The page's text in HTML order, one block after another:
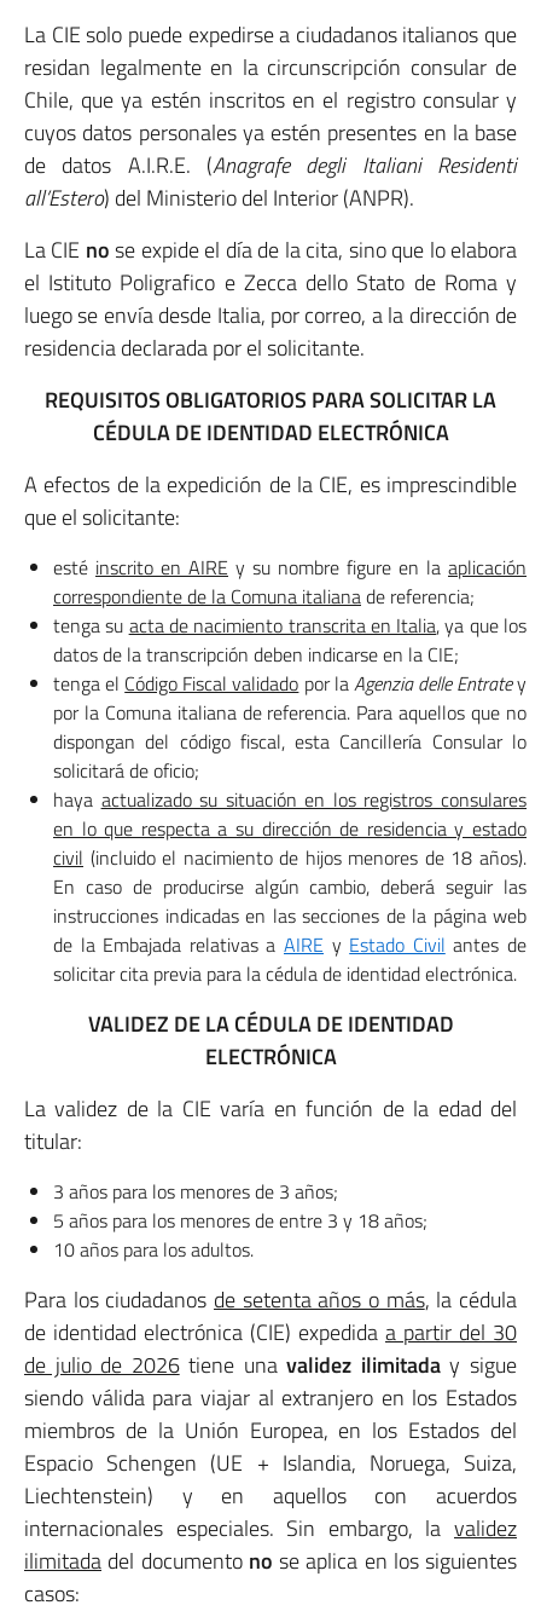
La CIE solo puede expedirse a ciudadanos italianos que
residan legalmente en la circunscripción consular de
Chile, que ya estén inscritos en el registro consular y
cuyos datos personales ya estén presentes en la base
de datos A.I.R.E. (Anagrafe degli Italiani Residenti
all’Estero) del Ministerio del Interior (ANPR).
La CIE nose expide el día de la cita, sino que lo elabora
el Istituto Poligrafico e Zecca dello Stato de Roma y
luego se envía desde Italia, por correo, a la dirección de
residencia declarada por el solicitante.
REQUISITOS OBLIGATORIOS PARA SOLICITAR LA
CÉDULA DE IDENTIDAD ELECTRÓNICA
A efectos de la expedición de la CIE, es imprescindible
que el solicitante:
esté inscrito en AIRE y su nombre figure en la aplicación
correspondiente de la Comuna italianade referencia;
tenga su acta de nacimiento transcrita en Italia, ya que los
datos de la transcripción deben indicarse en la CIE;
tenga el Código Fiscal validado por laAgenzia delle Entratey
por la Comuna italiana de referencia. Para aquellos que no
dispongan del código fiscal, esta Cancillería Consular lo
solicitará de oficio;
haya actualizado su situación en los registros consulares
en lo que respecta a su dirección de residencia y estado
civil (incluido el nacimiento de hijos menores de 18 años).
En caso de producirse algún cambio, deberá seguir las
instrucciones indicadas en las secciones de la página web
de la Embajada relativas a AIRE y Estado Civil antes de
solicitar cita previa para la cédula de identidad electrónica.
VALIDEZ DE LA CÉDULA DE IDENTIDAD
ELECTRÓNICA
La validez de la CIE varía en función de la edad del
titular:
3 años para los menores de 3 años;
5 años para los menores de entre 3 y 18 años;
10 años para los adultos.
Para los ciudadanos de setenta años o más, la cédula
de identidad electrónica (CIE) expedida a partir del 30
de julio de 2026tiene unavalidez ilimitaday sigue
siendo válida para viajar al extranjero en los Estados
miembros de la Unión Europea, en los Estados del
Espacio Schengen (UE + Islandia, Noruega, Suiza,
Liechtenstein) y en aquellos con acuerdos
internacionales especiales. Sin embargo, la validez
ilimitada del documento no se aplica en los siguientes
casos: